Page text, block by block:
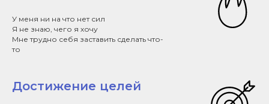
У меня ни на что нет сил
Я не знаю, чего я хочу
Мне трудно себя заставить сделать что-
то
Достижение целей